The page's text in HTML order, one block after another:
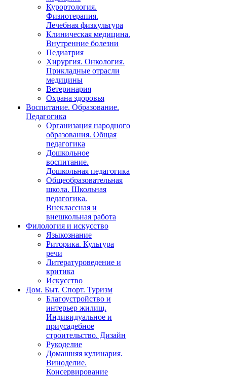
Курортология.
Физиотерапия.
Лечебная физкультура
Клиническая медицина.
Внутренние болезни
Педиатрия
Хирургия. Онкология.
Прикладные отрасли
медицины
Ветеринария
Охрана здоровья
Воспитание. Образование.
Педагогика
Организация народного
образования. Общая
педагогика
Дошкольное
воспитание.
Дошкольная педагогика
Общеобразовательная
школа. Школьная
педагогика.
Внеклассная и
внешкольная работа
Филология и искусство
Языкознание
Риторика. Культура
речи
Литературоведение и
критика
Искусство
Дом. Быт. Спорт. Туризм
Благоустройство и
интерьер жилищ.
Индивидуальное и
приусадебное
строительство. Дизайн
Рукоделие
Домашняя кулинария.
Виноделие.
Консервирование